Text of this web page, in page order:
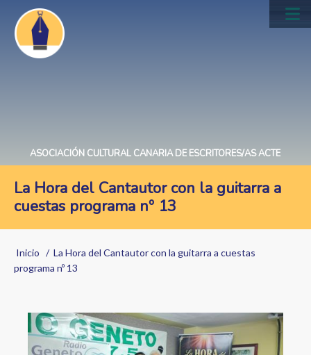
Pasar
contenido
principal
ASOCIACIÓN CULTURAL CANARIA DE ESCRITORES/AS ACTE
La Hora del Cantautor con la guitarra a
cuestas programa nº 13
Sobrescribir
enlaces
ayuda
a
Inicio
La Hora del Cantautor con la guitarra a cuestas
programa nº 13
Image